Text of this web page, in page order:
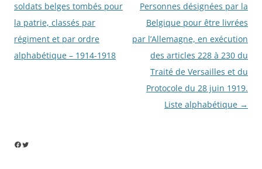
des
articles
soldats belges tombés pour
la patrie, classés par
régiment et par ordre
alphabétique – 1914-1918
Personnes désignées par la
Belgique pour être livrées
par l’Allemagne, en exécution
des articles 228 à 230 du
Traité de Versailles et du
Protocole du 28 juin 1919.
Liste alphabétique →
Facebook
Twitter